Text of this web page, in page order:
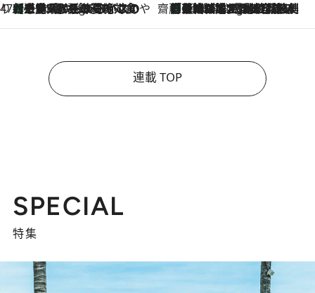
47都道府県の手みやげ ひんやりスイーツで夏を満喫
6 Hours Ago
【三重県】この夏絶対食べたい 冷やしておいしいおやつ3選 お餅×アイスの新感覚スイーツ 齋藤 薫 美容脳ルネサンス
6 Hours Ago
「荷物が増えるほど旅ストレスは増す」美容ジャーナリストがたどり着いた最終結論。“化粧品を劇的に減らす”感動の凝縮美容とは
連載 TOP
SPECIAL
特集